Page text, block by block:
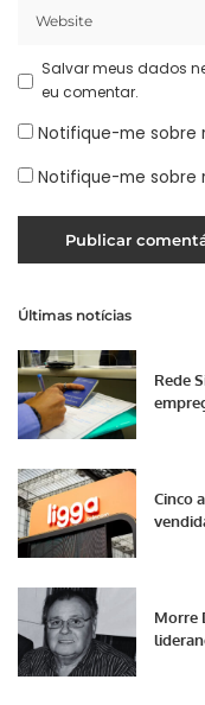
Salvar meus dados
eu comentar.
Notifique-me sobre
Notifique-me sobre
Últimas notícias
Rede
Cinco
Morre